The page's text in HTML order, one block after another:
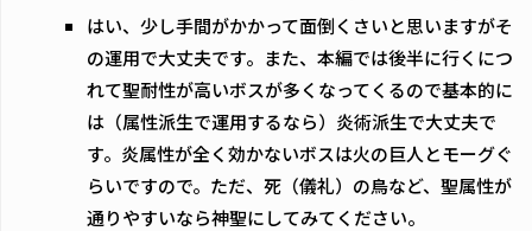
はい、少し手間がかかって面倒くさいと思いますがそ
の運用で大丈夫です。また、本編では後半に行くにつ
れて聖耐性が高いボスが多くなってくるので基本的に
は（属性派生で運用するなら）炎術派生で大丈夫で
す。炎属性が全く効かないボスは火の巨人とモーグぐ
らいですので。ただ、死（儀礼）の鳥など、聖属性が
通りやすいなら神聖にしてみてください。